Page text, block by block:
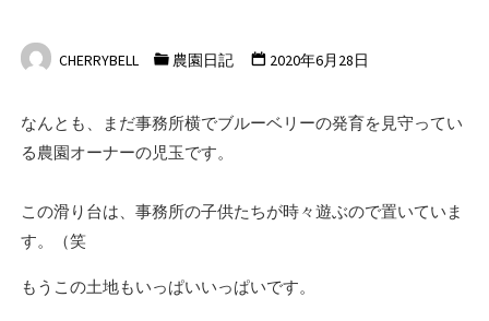
CHERRYBELL 農園日記 2020年6月28日
なんとも、まだ事務所横でブルーベリーの発育を見守ってい
る農園オーナーの児玉です。
この滑り台は、事務所の子供たちが時々遊ぶので置いていま
す。（笑
もうこの土地もいっぱいいっぱいです。